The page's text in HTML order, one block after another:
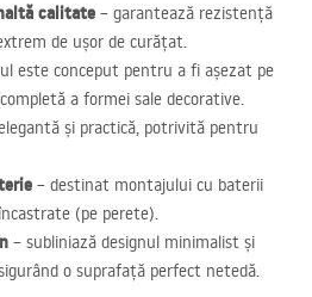
calitate – garantează rezistență
de ușor de curățat.
este conceput pentru a fi așezat pe
a formei sale decorative.
și practică, potrivită pentru
– destinat montajului cu baterii
(pe perete).
– subliniază designul minimalist și
o suprafață perfect netedă.